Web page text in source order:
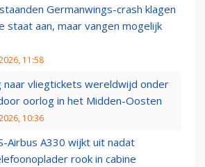
Germanwings-crash klagen
staat aan, maar vangen mogelijk
11:58
naar vliegtickets wereldwijd onder
oorlog in het Midden-Oosten
10:36
Airbus A330 wijkt uit nadat
rook in cabine